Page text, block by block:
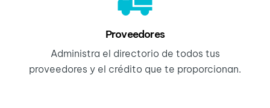
Proveedores
Administra el directorio de todos tus
proveedores y el crédito que te proporcionan.